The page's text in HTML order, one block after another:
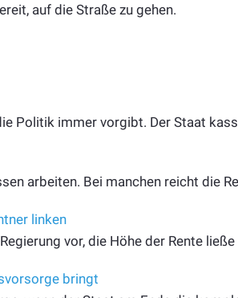
auf die Straße zu gehen.
Politik immer vorgibt. Der Staat
arbeiten. Bei manchen reicht die
linken
vor, die Höhe der Rente
bringt